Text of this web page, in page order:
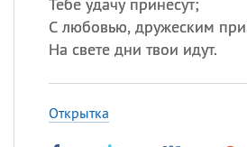
С любовью, дружеским
На свете дни твои идут.
Открытка